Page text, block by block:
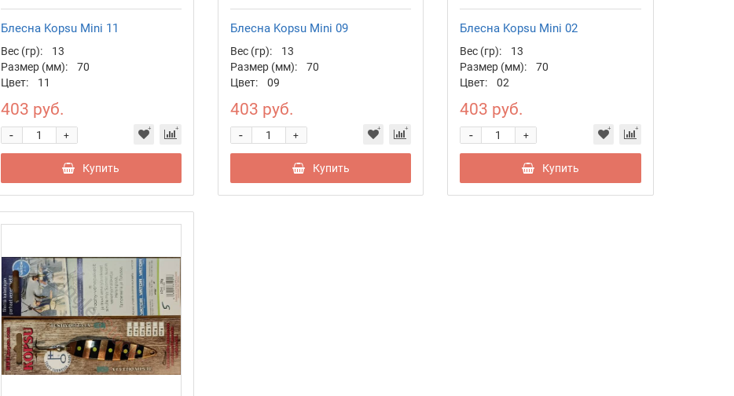
Блесна Kopsu Mini 11
Вес (гр):
13
Размер (мм):
70
Цвет:
11
403 руб.
+
-
Купить
Блесна Kopsu Mini 09
Вес (гр):
13
Размер (мм):
70
Цвет:
09
403 руб.
+
-
Купить
Блесна Kopsu Mini 02
Вес (гр):
13
Размер (мм):
70
Цвет:
02
403 руб.
+
-
Купить